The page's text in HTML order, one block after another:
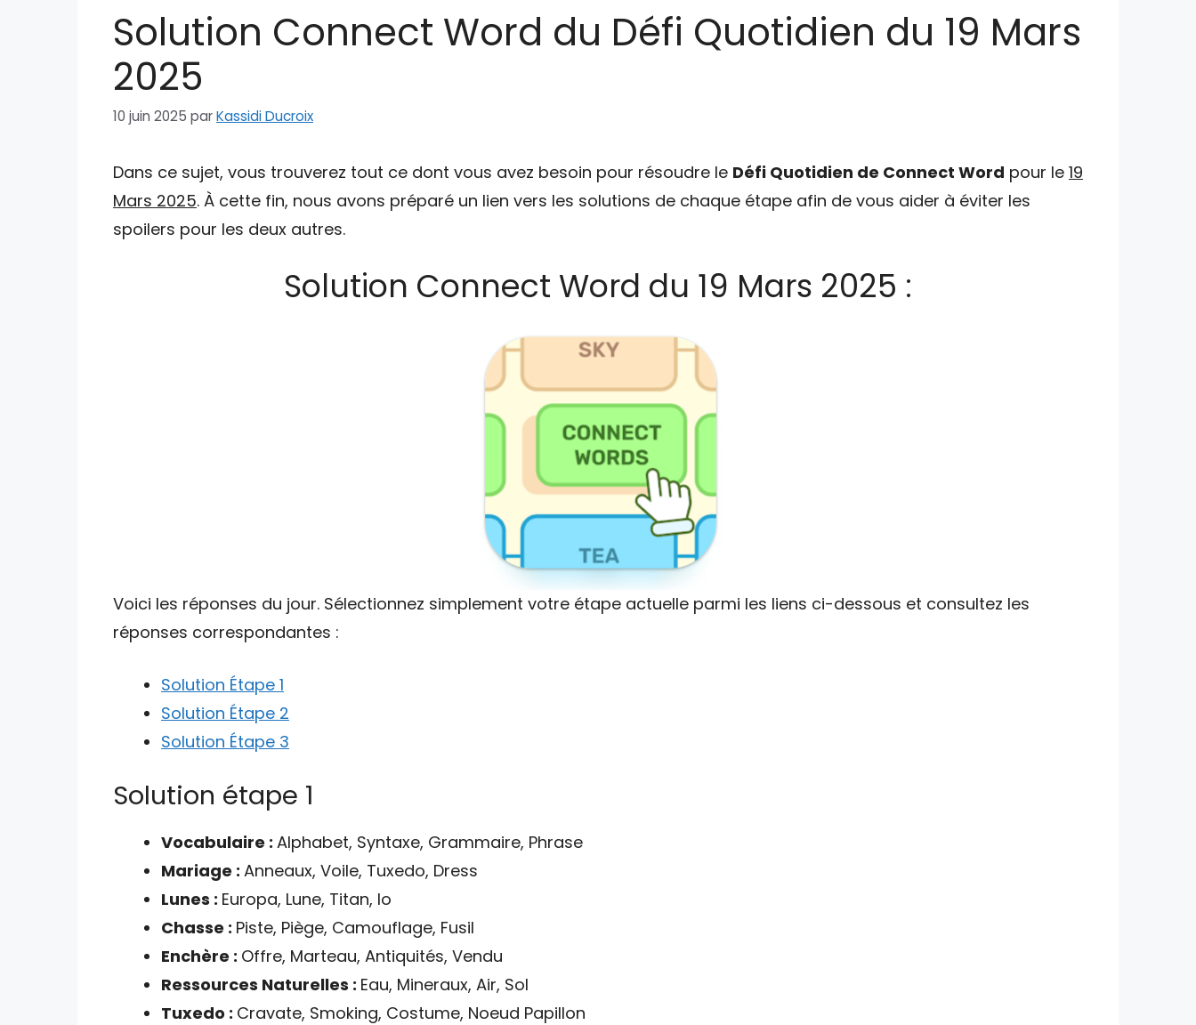
Solution Connect Word du Défi Quotidien du 19 Mars
2025
10 juin 2025 parKassidi Ducroix
Dans ce sujet, vous trouverez tout ce dont vous avez besoin pour résoudre le Défi Quotidien de Connect Word pour le 19
Mars 2025. À cette fin, nous avons préparé un lien vers les solutions de chaque étape afin de vous aider à éviter les
spoilers pour les deux autres.
Solution Connect Word du 19 Mars 2025 :
Voici les réponses du jour. Sélectionnez simplement votre étape actuelle parmi les liens ci-dessous et consultez les
réponses correspondantes :
Solution Étape 1
Solution Étape 2
Solution Étape 3
Solution étape 1
Vocabulaire : Alphabet, Syntaxe, Grammaire, Phrase
Mariage : Anneaux, Voile, Tuxedo, Dress
Lunes : Europa, Lune, Titan, Io
Chasse : Piste, Piège, Camouflage, Fusil
Enchère : Offre, Marteau, Antiquités, Vendu
Ressources Naturelles : Eau, Mineraux, Air, Sol
Tuxedo : Cravate, Smoking, Costume, Noeud Papillon